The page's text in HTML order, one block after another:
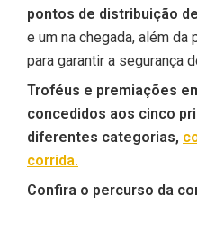
pontos de distribuição
e um na chegada, além da
para garantir a segurança
Troféus e premiações
concedidos aos cinco
diferentes categorias,
corrida.
Confira o percurso da